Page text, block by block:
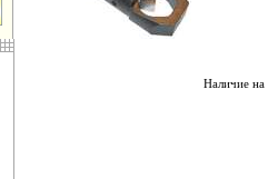
Наличие на